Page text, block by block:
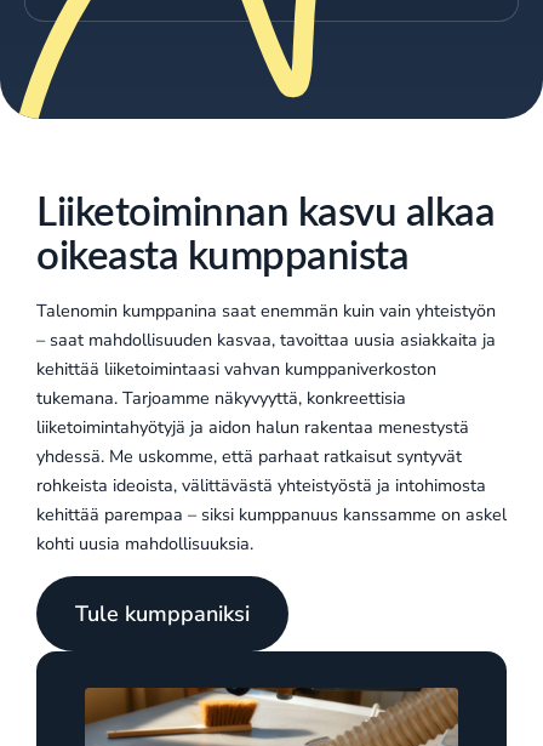
Liiketoiminnan kasvu alkaa
oikeasta kumppanista
Talenomin kumppanina saat enemmän kuin vain yhteistyön
– saat mahdollisuuden kasvaa, tavoittaa uusia asiakkaita ja
kehittää liiketoimintaasi vahvan kumppaniverkoston
tukemana. Tarjoamme näkyvyyttä, konkreettisia
liiketoimintahyötyjä ja aidon halun rakentaa menestystä
yhdessä. Me uskomme, että parhaat ratkaisut syntyvät
rohkeista ideoista, välittävästä yhteistyöstä ja intohimosta
kehittää parempaa – siksi kumppanuus kanssamme on askel
kohti uusia mahdollisuuksia.
Tule kumppaniksi